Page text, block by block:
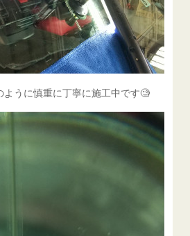
うに慎重に丁寧に施工中です🧐